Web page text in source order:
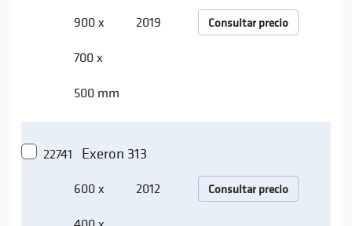
900 x
700 x
500 mm
2019 Consultar precio
22741 Exeron 313
600 x 2012 Consultar precio